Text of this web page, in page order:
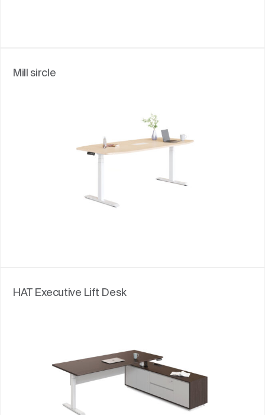
Mill sircle
HAT Executive Lift Desk